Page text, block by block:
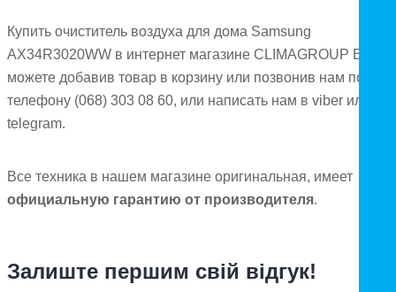
Купить очиститель воздуха для дома Samsung
AX34R3020WW в интернет магазине CLIMAGROUP Вы
можете добавив товар в корзину или позвонив нам по
телефону (068) 303 08 60, или написать нам в viber или
telegram.
Все техника в нашем магазине оригинальная, имеет
официальную гарантию от производителя.
Залиште першим свій відгук!